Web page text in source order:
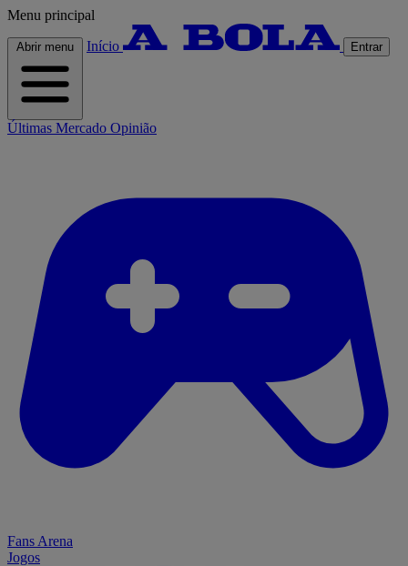
Menu principal
Abrir menu Início Entrar
Últimas Mercado Opinião
Fans Arena
Jogos